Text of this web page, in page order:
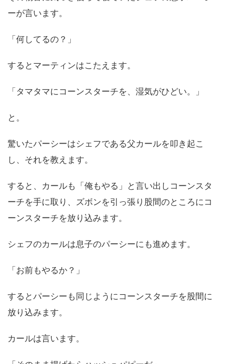
ーが言います。
「何してるの？」
するとマーティンはこたえます。
「タマタマにコーンスターチを、湿気がひどい。」
と。
驚いたパーシーはシェフである父カールを叩き起こ
し、それを教えます。
すると、カールも「俺もやる」と言い出しコーンスタ
ーチを手に取り、ズボンを引っ張り股間のところにコ
ーンスターチを放り込みます。
シェフのカールは息子のパーシーにも進めます。
「お前もやるか？」
するとパーシーも同じようにコーンスターチを股間に
放り込みます。
カールは言います。